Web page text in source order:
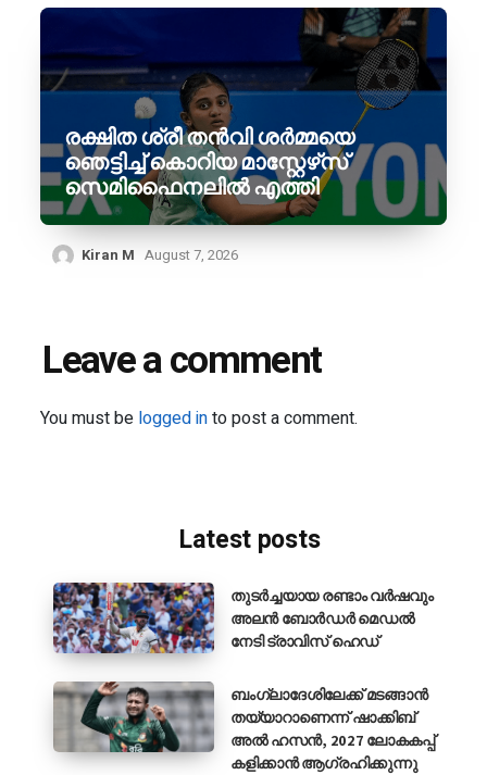
രക്ഷിത ശ്രീ തൻവി ശർമ്മയെ
ഞെട്ടിച്ച് കൊറിയ മാസ്റ്റേഴ്‌സ്
സെമിഫൈനലിൽ എത്തി
Kiran M August 7, 2026
Leave a comment
You must be logged into post a comment.
Latest posts
തുടർച്ചയായ രണ്ടാം വർഷവും
അലൻ ബോർഡർ മെഡൽ
നേടി ട്രാവിസ് ഹെഡ്
ബംഗ്ലാദേശിലേക്ക് മടങ്ങാൻ
തയ്യാറാണെന്ന് ഷാക്കിബ്
അൽ ഹസൻ, 2027 ലോകകപ്പ്
കളിക്കാൻ ആഗ്രഹിക്കുന്നു